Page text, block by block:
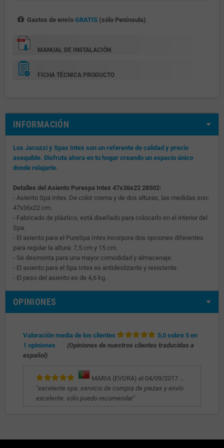
Gastos de envío GRATIS(sólo Península)
MANUAL DE INSTALACIÓN
FICHA TÉCNICA PRODUCTO
INFORMACIÓN
Los Jacuzzi y Spas Intex son un referente de calidad y precio
asequible. Disfruta ahora en tu hogar creando un espacio único
donde relajarte.
Detalles del Asiento Purespa Intex 47x36x22 28502:
- Asiento Spa Intex. De color crema y de dos alturas, las medidas son:
47x36x22 cm.
- Fabricado de plástico, está diseñado para colocarlo en el interior del
Spa.
- El asiento para el PureSpa Intex incorpora dos opciones diferentes
para regular la altura: 7,5 cm y 15 cm.
- Se desmonta para una mayor comodidad y almacenaje.
- El asiento para el Spa Intex es antideslizante y resistente.
- El peso del asiento es de 4,6 kg.
OPINIONES
Valoración media de los clientes
5,0 sobre 5 en
1 opiniones
(Opiniones de nuestros clientes traducidas a
español)
MARIA (EVORA) el 04/09/2017 ...
"excelente spa. servicio de compra de piezas y envío
excelente. sólo puedo recomendar"